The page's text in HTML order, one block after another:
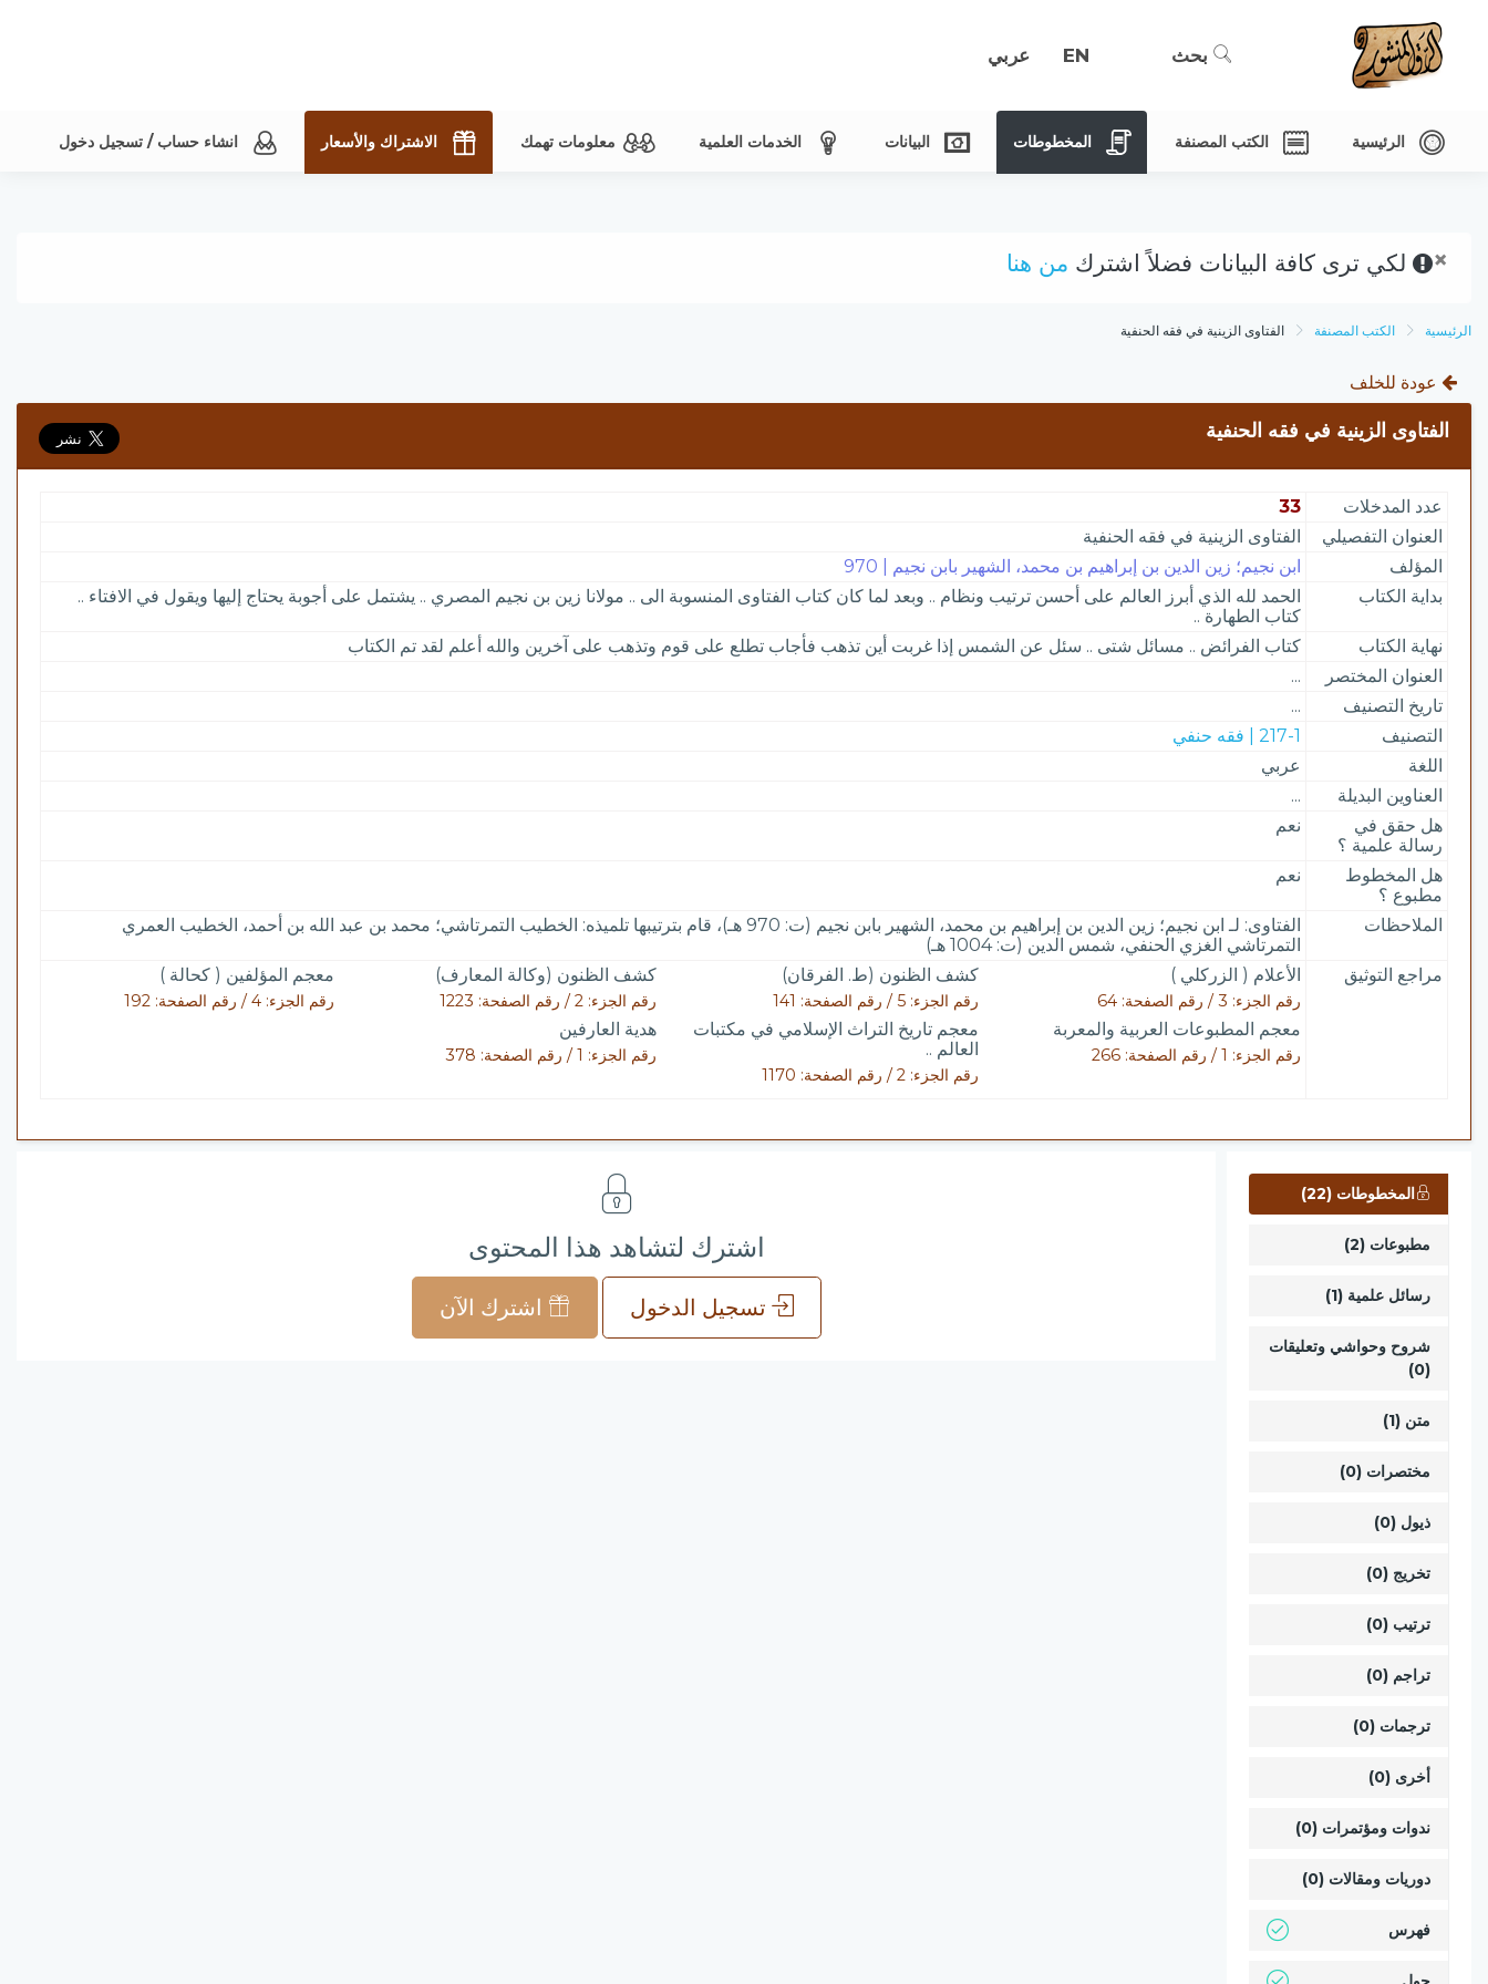
بحث EN عربي
الرئيسية الكتب المصنفة المخطوطات البيانات الخدمات العلمية معلومات تهمك الاشتراك والأسعار انشاء حساب / تسجيل دخول
× لكي ترى كافة البيانات فضلاً اشترك من هنا
الرئيسية الكتب المصنفة الفتاوى الزينية في فقه الحنفية
عودة للخلف
الفتاوى الزينية في فقه الحنفية
عدد المدخلات
33
العنوان التفصيلي
الفتاوى الزينية في فقه الحنفية
المؤلف
ابن نجيم؛ زين الدين بن إبراهيم بن محمد، الشهير بابن نجيم | 970
بداية الكتاب
الحمد لله الذي أبرز العالم على أحسن ترتيب ونظام .. وبعد لما كان كتاب الفتاوى المنسوبة الى .. مولانا زين بن نجيم المصري .. يشتمل على أجوبة يحتاج إليها ويقول في الافتاء ..
كتاب الطهارة ..
نهاية الكتاب
كتاب الفرائض .. مسائل شتى .. سئل عن الشمس إذا غربت أين تذهب فأجاب تطلع على قوم وتذهب على آخرين والله أعلم لقد تم الكتاب
العنوان المختصر
...
تاريخ التصنيف
...
التصنيف
217-1 | فقه حنفي
اللغة
عربي
العناوين البديلة
...
هل حقق في
رسالة علمية ؟
نعم
هل المخطوط
مطبوع ؟
نعم
الملاحظات
الفتاوى: لـ ابن نجيم؛ زين الدين بن إبراهيم بن محمد، الشهير بابن نجيم (ت: 970 هـ)، قام بترتيبها تلميذه: الخطيب التمرتاشي؛ محمد بن عبد الله بن أحمد، الخطيب العمري
التمرتاشي الغزي الحنفي، شمس الدين (ت: 1004 هـ)
مراجع التوثيق
الأعلام ( الزركلي )
رقم الجزء: 3 / رقم الصفحة: 64
كشف الظنون (ط. الفرقان)
رقم الجزء: 5 / رقم الصفحة: 141
كشف الظنون (وكالة المعارف)
رقم الجزء: 2 / رقم الصفحة: 1223
معجم المؤلفين ( كحالة )
رقم الجزء: 4 / رقم الصفحة: 192
معجم المطبوعات العربية والمعربة
رقم الجزء: 1 / رقم الصفحة: 266
معجم تاريخ التراث الإسلامي في مكتبات
العالم ..
رقم الجزء: 2 / رقم الصفحة: 1170
هدية العارفين
رقم الجزء: 1 / رقم الصفحة: 378
المخطوطات (22)
مطبوعات (2)
رسائل علمية (1)
شروح وحواشي وتعليقات
(0)
متن (1)
مختصرات (0)
ذيول (0)
تخريج (0)
ترتيب (0)
تراجم (0)
ترجمات (0)
أخرى (0)
ندوات ومؤتمرات (0)
دوريات ومقالات (0)
فهرس
اشترك لتشاهد هذا المحتوى
تسجيل الدخول اشترك الآن